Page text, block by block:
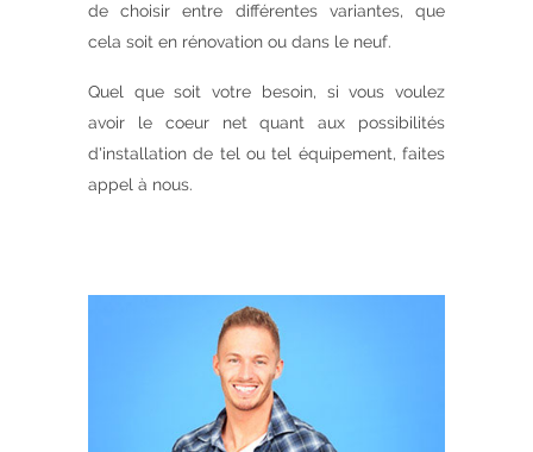
de choisir entre différentes variantes, que
cela soit en rénovation ou dans le neuf.
Quel que soit votre besoin, si vous voulez
avoir le coeur net quant aux possibilités
d'installation de tel ou tel équipement, faites
appel à nous.